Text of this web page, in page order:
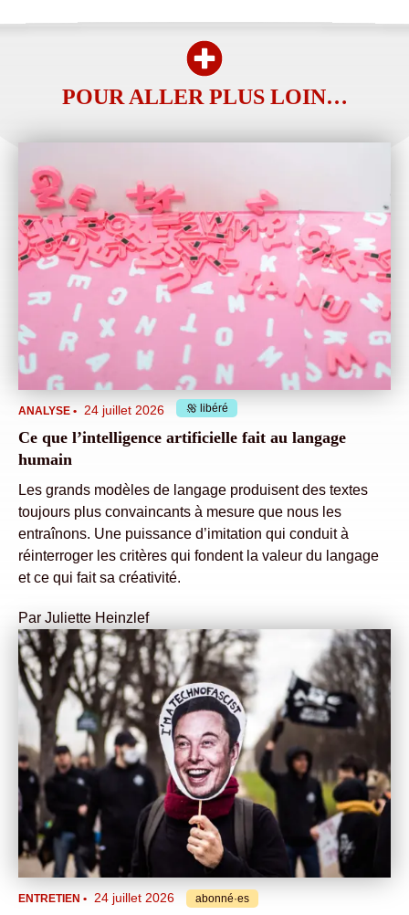
POUR ALLER PLUS LOIN…
ANALYSE • 24 juillet 2026 libéré
Ce que l’intelligence artificielle fait au langage
humain
Les grands modèles de langage produisent des textes
toujours plus convaincants à mesure que nous les
entraînons. Une puissance d’imitation qui conduit à
réinterroger les critères qui fondent la valeur du langage
et ce qui fait sa créativité.
Par Juliette Heinzlef
ENTRETIEN • 24 juillet 2026 abonné·es